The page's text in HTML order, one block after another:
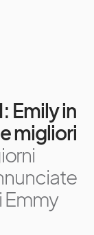
Emily in
migliori